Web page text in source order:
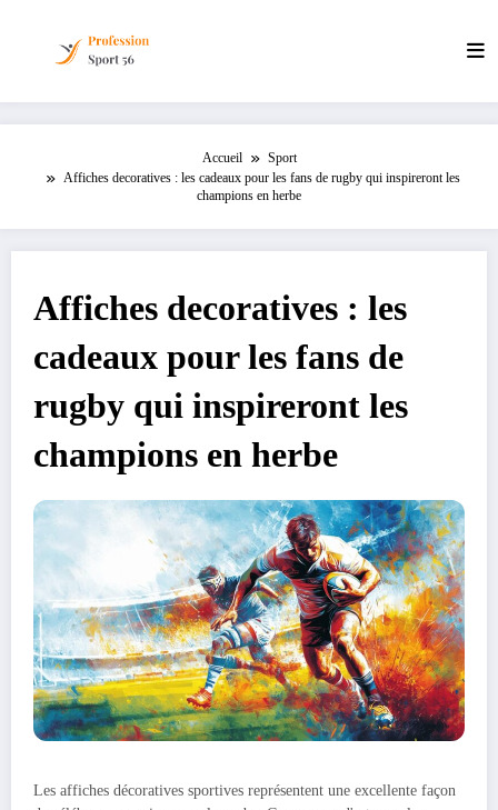
Accueil
Sport
Affiches decoratives : les cadeaux pour les fans de rugby qui inspireront les
champions en herbe
Affiches decoratives : les
cadeaux pour les fans de
rugby qui inspireront les
champions en herbe
Les affiches décoratives sportives représentent une excellente façon